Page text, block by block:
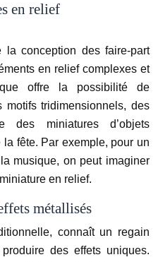
en relief
la conception des faire-part
en relief complexes et
offre la possibilité de
tridimensionnels, des
des miniatures d’objets
fête. Par exemple, pour un
musique, on peut imaginer
en relief.
métallisés
connaît un regain
des effets uniques.